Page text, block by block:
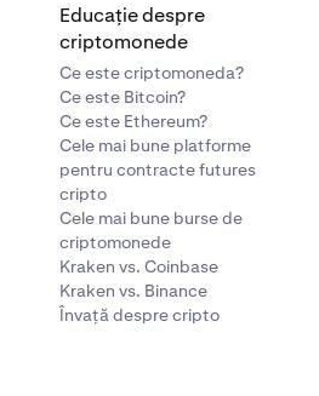
Educație despre
criptomonede
Ce este criptomoneda?
Ce este Bitcoin?
Ce este Ethereum?
Cele mai bune platforme
pentru contracte futures
cripto
Cele mai bune burse de
criptomonede
Kraken vs. Coinbase
Kraken vs. Binance
Învață despre cripto